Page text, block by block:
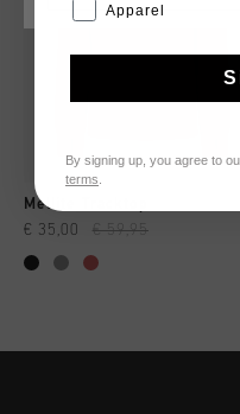
Mellite Tracktop
€ 35,00 € 59,95
Apparel
By signing up, you agree to
terms